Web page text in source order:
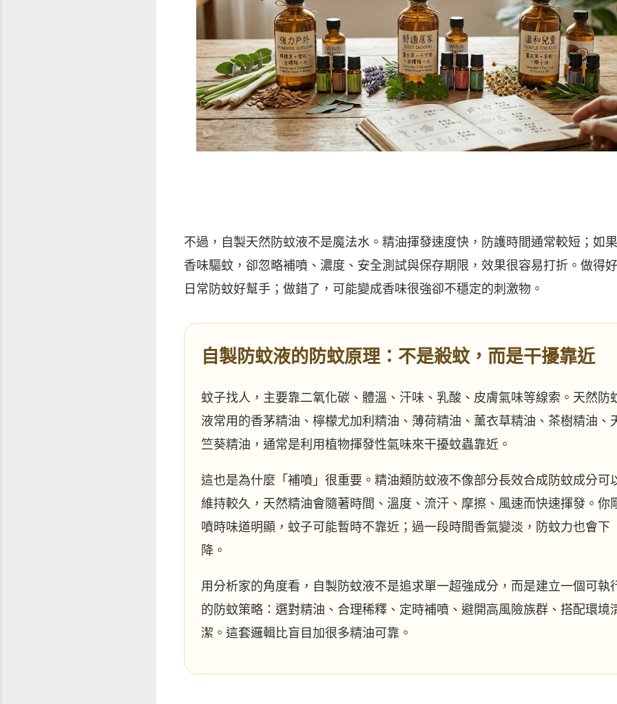
不過，自製天然防蚊液不是魔法水。精油揮發速度快，防護時間通常較短；如
香味驅蚊，卻忽略補噴、濃度、安全測試與保存期限，效果很容易打折。做得
日常防蚊好幫手；做錯了，可能變成香味很強卻不穩定的刺激物。
自製防蚊液的防蚊原理：不是殺蚊，而是干擾靠近
蚊子找人，主要靠二氧化碳、體溫、汗味、乳酸、皮膚氣味等線索。天然防
液常用的香茅精油、檸檬尤加利精油、薄荷精油、薰衣草精油、茶樹精油、
竺葵精油，通常是利用植物揮發性氣味來干擾蚊蟲靠近。
這也是為什麼「補噴」很重要。精油類防蚊液不像部分長效合成防蚊成分可
維持較久，天然精油會隨著時間、溫度、流汗、摩擦、風速而快速揮發。你
噴時味道明顯，蚊子可能暫時不靠近；過一段時間香氣變淡，防蚊力也會下
降。
用分析家的角度看，自製防蚊液不是追求單一超強成分，而是建立一個可執
的防蚊策略：選對精油、合理稀釋、定時補噴、避開高風險族群、搭配環境
潔。這套邏輯比盲目加很多精油可靠。